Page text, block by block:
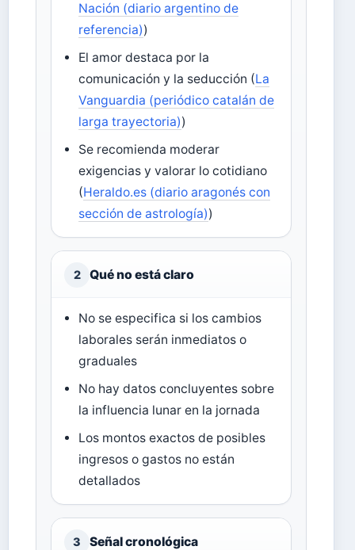
Nación (diario argentino de
referencia))
El amor destaca por la
comunicación y la seducción (La
Vanguardia (periódico catalán de
larga trayectoria))
Se recomienda moderar
exigencias y valorar lo cotidiano
(Heraldo.es (diario aragonés con
sección de astrología))
2 Qué no está claro
No se especifica si los cambios
laborales serán inmediatos o
graduales
No hay datos concluyentes sobre
la influencia lunar en la jornada
Los montos exactos de posibles
ingresos o gastos no están
detallados
3 Señal cronológica